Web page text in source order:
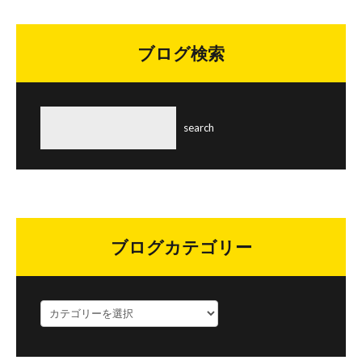
ブログ検索
ブログカテゴリー
ロ